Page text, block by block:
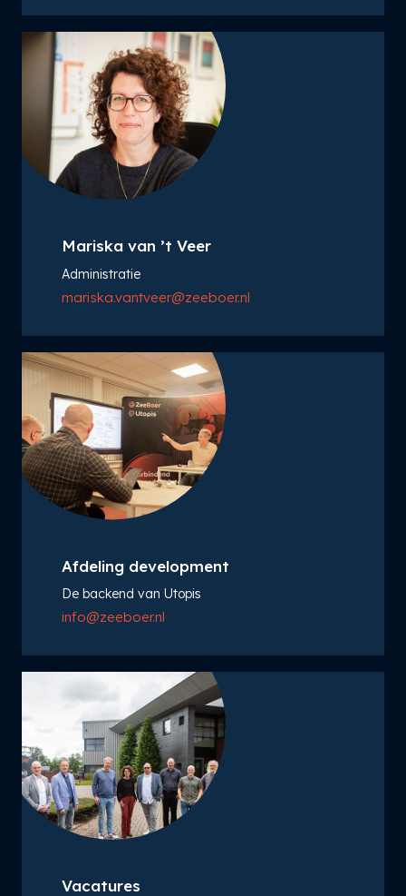
Mariska van ’t Veer
Administratie
mariska.vantveer@zeeboer.nl
Afdeling development
De backend van Utopis
info@zeeboer.nl
Vacatures